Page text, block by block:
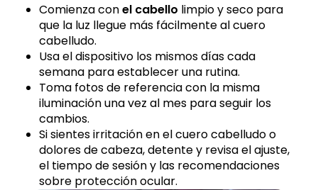
Comienza conel cabello limpio y seco para
que la luz llegue más fácilmente al cuero
cabelludo.
Usa el dispositivo los mismos días cada
semana para establecer una rutina.
Toma fotos de referencia con la misma
iluminación una vez al mes para seguir los
cambios.
Si sientes irritación en el cuero cabelludo o
dolores de cabeza, detente y revisa el ajuste,
el tiempo de sesión y las recomendaciones
sobre protección ocular.